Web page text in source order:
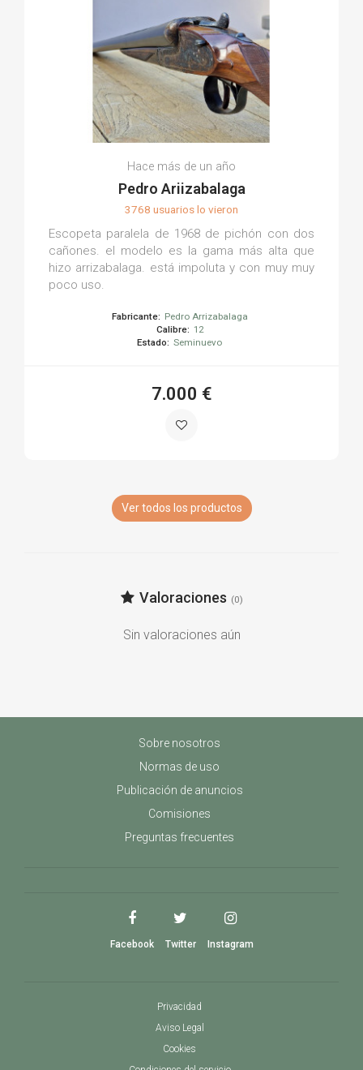
Hace más de un año
Pedro Ariizabalaga
3768 usuarios lo vieron
Escopeta paralela de 1968 de pichón con dos
cañones. el modelo es la gama más alta que
hizo arrizabalaga. está impoluta y con muy muy
poco uso.
Fabricante: Pedro Arrizabalaga
Calibre: 12
Estado: Seminuevo
7.000 €
Ver todos los productos
Valoraciones (0)
Sin valoraciones aún
Sobre nosotros
Normas de uso
Publicación de anuncios
Comisiones
Preguntas frecuentes
Facebook Twitter Instagram
Privacidad
Aviso Legal
Cookies